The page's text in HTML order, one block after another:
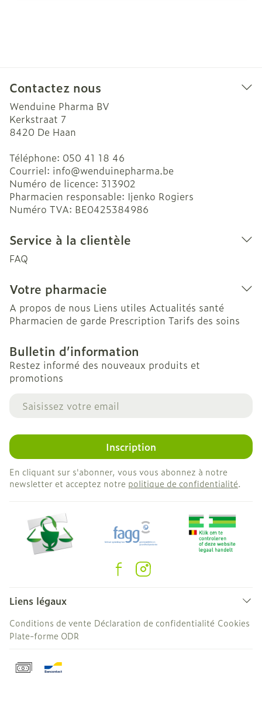
Contactez nous
Wenduine Pharma BV
Kerkstraat 7
8420 De Haan
Téléphone: 050 41 18 46
Courriel: info@wenduinepharma.be
Numéro de licence: 313902
Pharmacien responsable: Ijenko Rogiers
Numéro TVA: BE0425384986
Service à la clientèle
FAQ
Votre pharmacie
A propos de nous Liens utiles Actualités santé
Pharmacien de garde Prescription Tarifs des soins
Bulletin d’information
Restez informé des nouveaux produits et
promotions
Adresse mail
Inscription
En cliquant sur s'abonner, vous vous abonnez à notre
newsletter et acceptez notre politique de confidentialité.
Liens légaux
Conditions de vente Déclaration de confidentialité Cookies
Plate-forme ODR